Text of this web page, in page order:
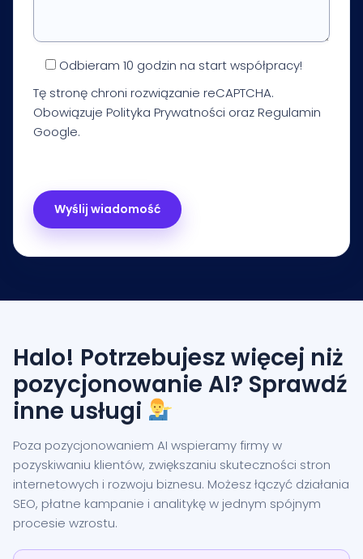
Odbieram 10 godzin na start współpracy!
Tę stronę chroni rozwiązanie reCAPTCHA.
Obowiązuje Polityka Prywatności orazRegulamin
Google.
Halo! Potrzebujesz więcej niż
pozycjonowanie AI? Sprawdź
inne usługi
Poza pozycjonowaniem AI wspieramy firmy w
pozyskiwaniu klientów, zwiększaniu skuteczności stron
internetowych i rozwoju biznesu. Możesz łączyć działania
SEO, płatne kampanie i analitykę w jednym spójnym
procesie wzrostu.